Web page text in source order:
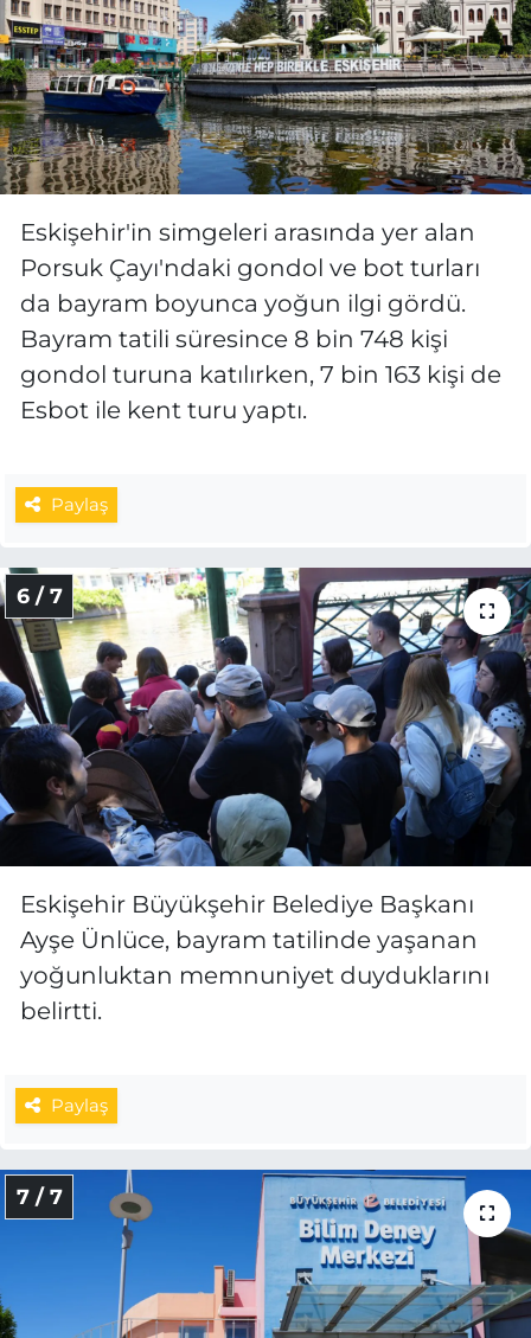
Eskişehir'in simgeleri arasında yer alan
Porsuk Çayı'ndaki gondol ve bot turları
da bayram boyunca yoğun ilgi gördü.
Bayram tatili süresince 8 bin 748 kişi
gondol turuna katılırken, 7 bin 163 kişi de
Esbot ile kent turu yaptı.
Paylaş
6 / 7
Eskişehir Büyükşehir Belediye Başkanı
Ayşe Ünlüce, bayram tatilinde yaşanan
yoğunluktan memnuniyet duyduklarını
belirtti.
Paylaş
7 / 7